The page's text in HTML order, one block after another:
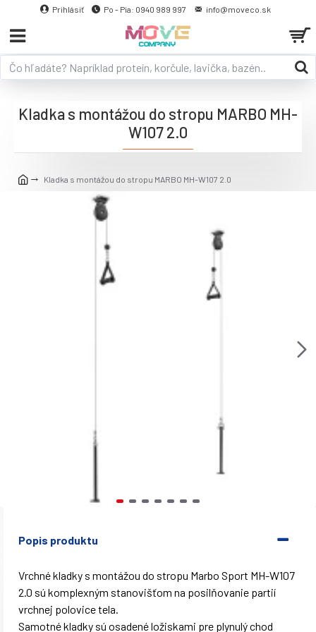
Prihlásiť Po - Pia: 0940 989 997 info@moveco.sk
Kladka s montážou do stropu MARBO MH-W107 2.0
Kladka s montážou do stropu MARBO MH-
W107 2.0
Popis produktu
Vrchné kladky s montážou do stropu Marbo Sport MH-W107
2.0 sú komplexným stanovišťom na posilňovanie partií
vrchnej polovice tela.
Samotné kladky sú osadené ložiskami pre plynulý chod